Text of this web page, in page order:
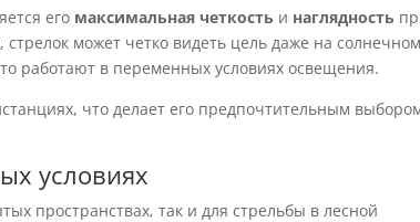
его максимальная четкость и наглядность
может четко видеть цель даже на солнечном
работают в переменных условиях освещения.
что делает его предпочтительным
условиях
пространствах, так и для стрельбы в лесной